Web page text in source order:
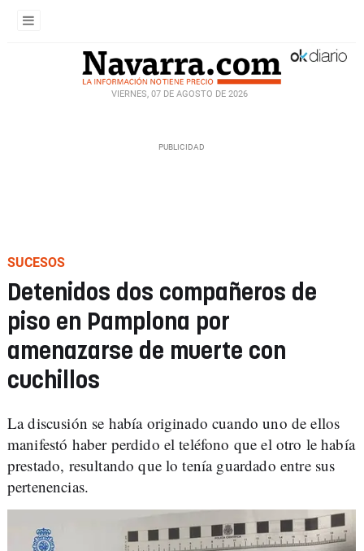
VIERNES, 07 DE AGOSTO DE 2026
SUCESOS
Detenidos dos compañeros de
piso en Pamplona por
amenazarse de muerte con
cuchillos
La discusión se había originado cuando uno de ellos
manifestó haber perdido el teléfono que el otro le había
prestado, resultando que lo tenía guardado entre sus
pertenencias.